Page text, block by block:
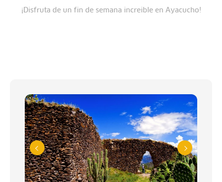
¡Disfruta de un fin de semana increible en Ayacucho!